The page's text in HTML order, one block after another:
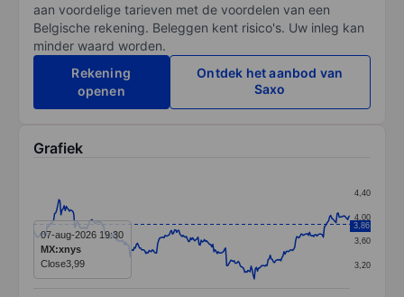
aan voordelige tarieven met de voordelen van een
Belgische rekening. Beleggen kent risico's. Uw inleg kan
minder waard worden.
Rekening
openen
Ontdek het aanbod van
Saxo
Grafiek
Line chart with 299 data points.
The chart has 1 X axis displaying categories.
The chart has 1 Y axis displaying values. Data 3,20
3,60
4,00
4,40
3,86
07-aug-2026 19:30
MX:xnys
Close3,99